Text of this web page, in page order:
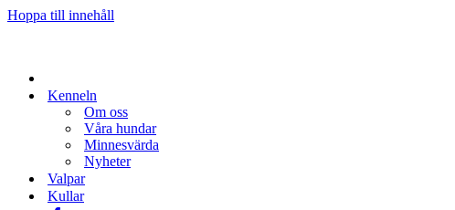
Hoppa till innehåll
Kenneln
Om oss
Våra hundar
Minnesvärda
Nyheter
Valpar
Kullar